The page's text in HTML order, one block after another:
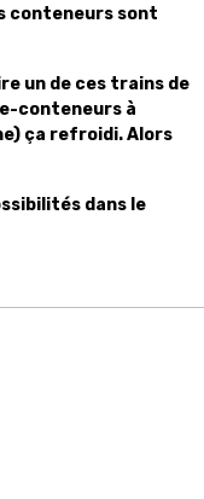
conteneurs sont
un de ces trains de
conteneurs à
ça refroidi. Alors
dans le